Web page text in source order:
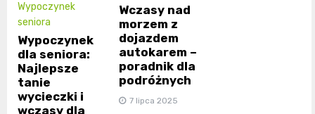
Wypoczynek
seniora
Wypoczynek
dla seniora:
Najlepsze
tanie
wycieczki i
wczasy dla
Wczasy nad
morzem z
dojazdem
autokarem –
poradnik dla
podróżnych
7 lipca 2025